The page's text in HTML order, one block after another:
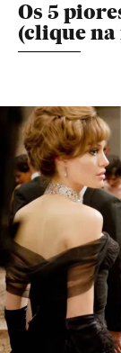
Os 5
(clique na